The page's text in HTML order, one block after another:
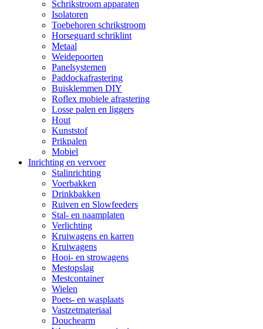
Schrikstroom apparaten
Isolatoren
Toebehoren schrikstroom
Horseguard schriklint
Metaal
Weidepoorten
Panelsystemen
Paddockafrastering
Buisklemmen DIY
Roflex mobiele afrastering
Losse palen en liggers
Hout
Kunststof
Prikpalen
Mobiel
Inrichting en vervoer
Stalinrichting
Voerbakken
Drinkbakken
Ruiven en Slowfeeders
Stal- en naamplaten
Verlichting
Kruiwagens en karren
Kruiwagens
Hooi- en strowagens
Mestopslag
Mestcontainer
Wielen
Poets- en wasplaats
Vastzetmateriaal
Douchearm